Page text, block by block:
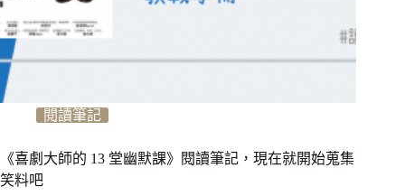
閱讀筆記
《喜劇大師的 13 堂幽默課》閱讀筆記，現在就開始蒐集
笑料吧